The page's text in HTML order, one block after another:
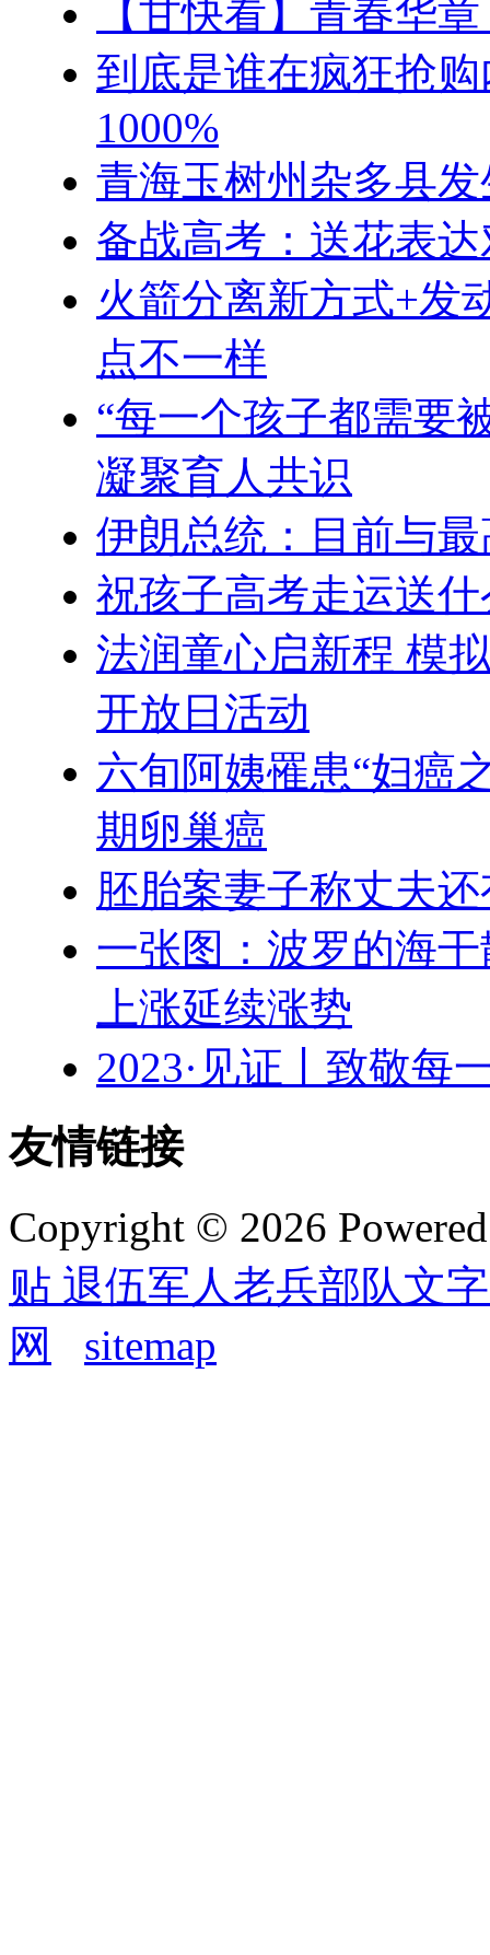
【甘快看】青春华
到底是谁在疯狂抢
1000%
青海玉树州杂多县
备战高考：送花表
火箭分离新方式+发
点不一样
“每一个孩子都需要
凝聚育人共识
伊朗总统：目前与
祝孩子高考走运送
法润童心启新程 模
开放日活动
六旬阿姨罹患“妇癌
期卵巢癌
胚胎案妻子称丈夫
一张图：波罗的海
上涨延续涨势
2023·见证丨致敬每
友情链接
Copyright © 2026
贴 退伍军人老兵部队文
网
sitemap